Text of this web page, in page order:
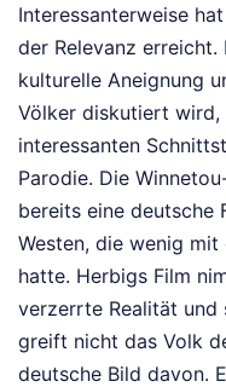
Interessanterweise
der Relevanz
kulturelle Aneignung
Völker diskutiert wird,
interessanten
Parodie. Die
bereits eine deutsche
Westen, die wenig
hatte. Herbigs Film
verzerrte Realität und
greift nicht das Volk
deutsche Bild davon.